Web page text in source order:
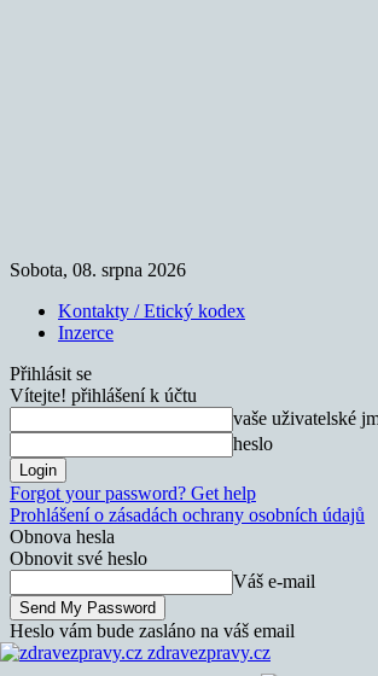
Sobota, 08. srpna 2026
Kontakty / Etický kodex
Inzerce
Přihlásit se
Vítejte! přihlášení k účtu
vaše uživatelské
heslo
Forgot your password? Get help
Prohlášení o zásadách ochrany osobních údajů
Obnova hesla
Obnovit své heslo
Váš e-mail
Heslo vám bude zasláno na váš email
zdravezpravy.cz